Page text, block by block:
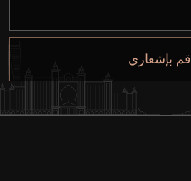
الوكلاء
قم بإشعاري